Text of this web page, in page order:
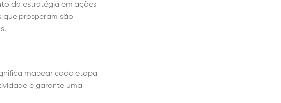
da estratégia em ações
que prosperam são
mapear cada etapa
e garante uma